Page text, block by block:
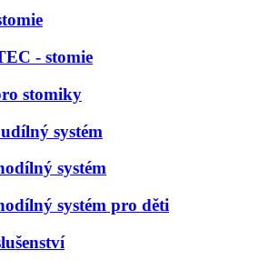
- stomie
stomiky
systém
systém
systém pro děti